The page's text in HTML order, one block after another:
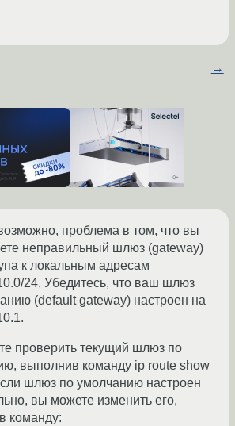
→
проблема в том, что вы
неправильный шлюз (gateway)
к локальным адресам
24. Убедитесь, что ваш шлюз
(default gateway) настроен на
проверить текущий шлюз по
выполнив команду ip route show
шлюз по умолчанию настроен
вы можете изменить его,
команду: